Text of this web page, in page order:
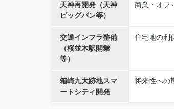
天神再開発（天神
ビッグバン等）
商業・オフ
交通インフラ整備
（桜並木駅開業
等）
住宅地の利
箱崎九大跡地スマ
ートシティ開発
将来性への